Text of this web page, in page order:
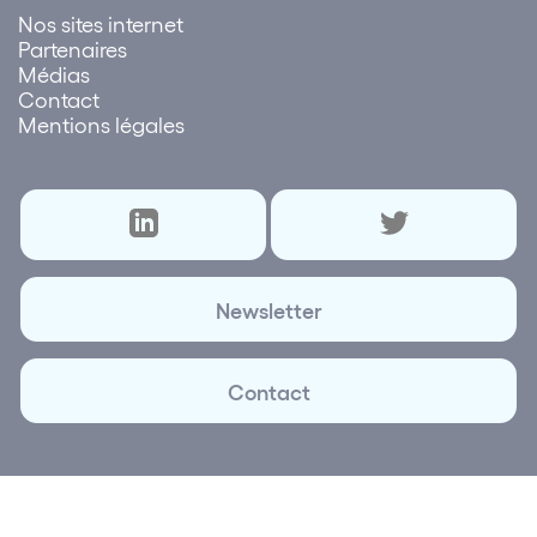
Nos sites internet
Partenaires
Médias
Contact
Mentions légales
Newsletter
Contact